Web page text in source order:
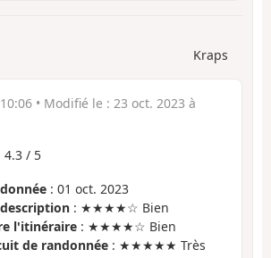
Kraps
• Modifié le : 23 oct. 2023 à
4.3 / 5
: 01 oct. 2023
: ★★★★☆ Bien
l'itinéraire : ★★★★☆ Bien
de randonnée : ★★★★★ Très